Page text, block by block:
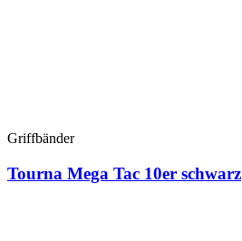
Griffbänder
Tourna Mega Tac 10er schwarz